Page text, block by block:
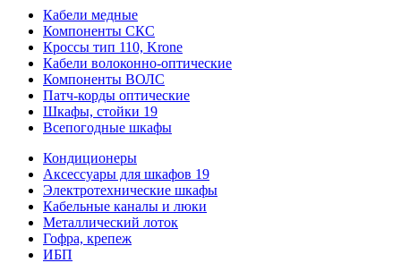
Кабели медные
Компоненты СКС
Кроссы тип 110, Krone
Кабели волоконно-оптические
Компоненты ВОЛС
Патч-корды оптические
Шкафы, стойки 19
Всепогодные шкафы
Кондиционеры
Аксессуары для шкафов 19
Электротехнические шкафы
Кабельные каналы и люки
Металлический лоток
Гофра, крепеж
ИБП